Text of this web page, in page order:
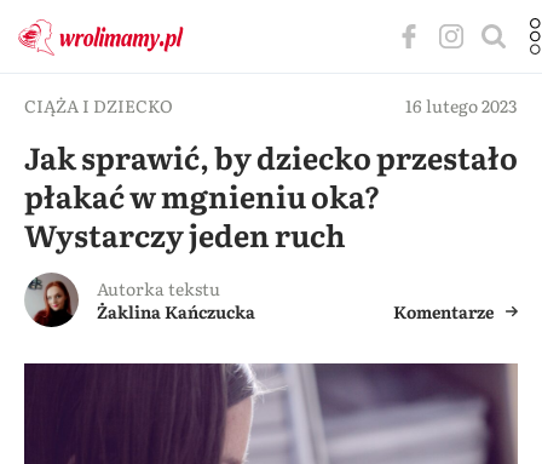
CIĄŻA I DZIECKO 16 lutego 2023
Jak sprawić, by dziecko przestało
płakać w mgnieniu oka?
Wystarczy jeden ruch
Autorka tekstu
Żaklina Kańczucka
Komentarze